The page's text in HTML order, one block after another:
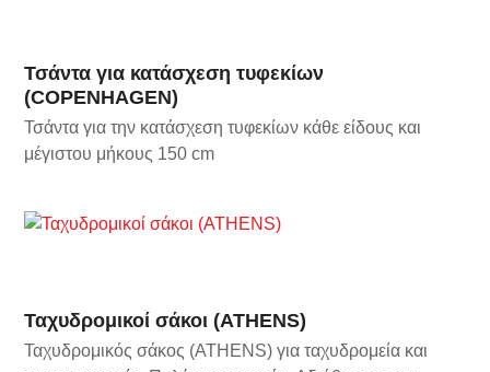
Τσάντα για κατάσχεση τυφεκίων
(COPENHAGEN)
Τσάντα για την κατάσχεση τυφεκίων κάθε είδους και
μέγιστου μήκους 150 cm
Ταχυδρομικοί σάκοι (ATHENS)
Ταχυδρομικός σάκος (ATHENS) για ταχυδρομεία και